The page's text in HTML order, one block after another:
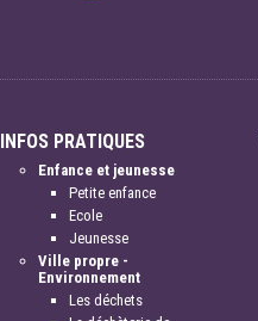
INFOS PRATIQUES
Enfance et jeunesse
Petite enfance
Ecole
Jeunesse
Ville propre -
Environnement
Les déchets